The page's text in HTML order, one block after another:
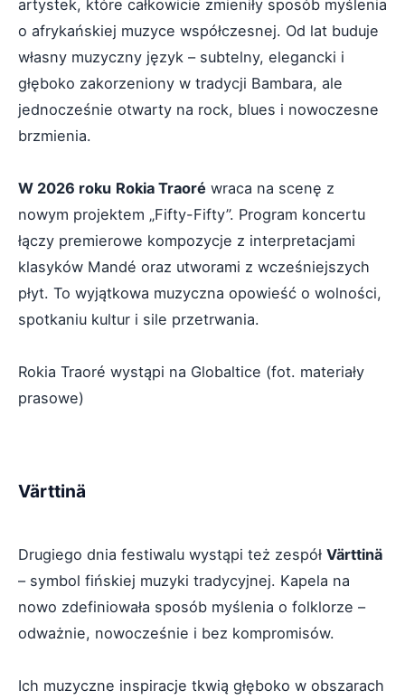
artystek, które całkowicie zmieniły sposób myślenia
o afrykańskiej muzyce współczesnej. Od lat buduje
własny muzyczny język – subtelny, elegancki i
głęboko zakorzeniony w tradycji Bambara, ale
jednocześnie otwarty na rock, blues i nowoczesne
brzmienia.
W 2026 roku Rokia Traoré wraca na scenę z
nowym projektem „Fifty-Fifty”. Program koncertu
łączy premierowe kompozycje z interpretacjami
klasyków Mandé oraz utworami z wcześniejszych
płyt. To wyjątkowa muzyczna opowieść o wolności,
spotkaniu kultur i sile przetrwania.
Rokia Traoré wystąpi na Globaltice (fot. materiały
prasowe)
Värttinä
Drugiego dnia festiwalu wystąpi też zespół Värttinä
– symbol fińskiej muzyki tradycyjnej. Kapela na
nowo zdefiniowała sposób myślenia o folklorze –
odważnie, nowocześnie i bez kompromisów.
Ich muzyczne inspiracje tkwią głęboko w obszarach